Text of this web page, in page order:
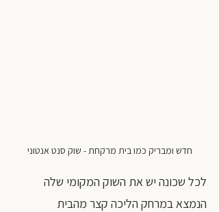
חדש ומבריק כמו בית מרקחת - שוק סנט אנטוני
לכל שכונה יש את השוק המקומי שלה
הנמצא במרחק הליכה קצר מהבית